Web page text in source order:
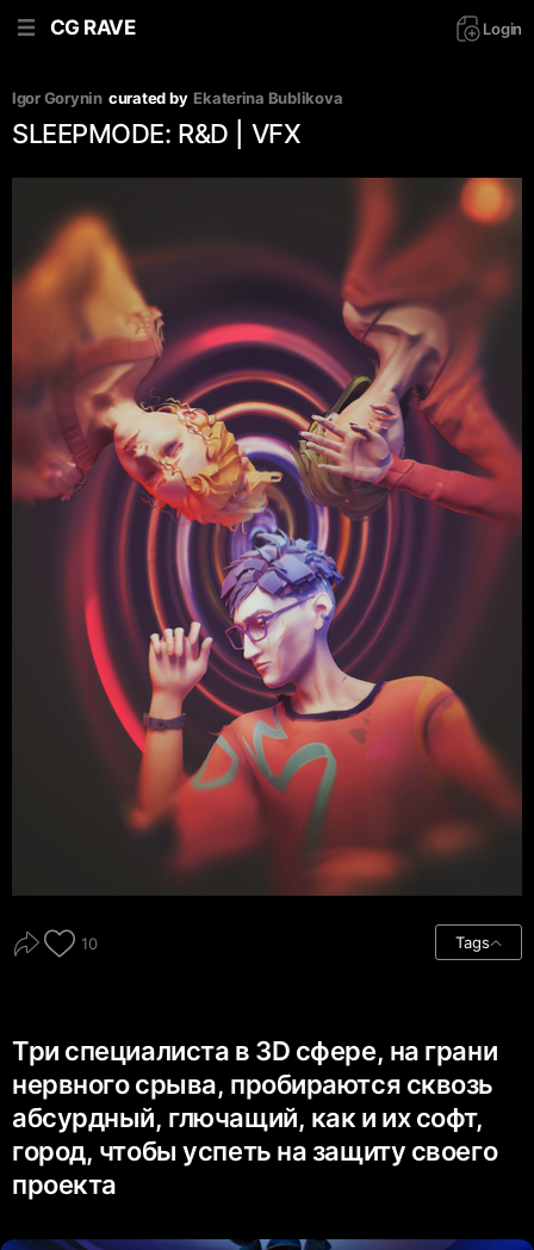
CG RAVE Login
Igor Gorynin curated by Ekaterina Bublikova
SLEEPMODE: R&D | VFX
10 Tags
Три специалиста в 3D сфере, на грани
нервного срыва, пробираются сквозь
абсурдный, глючащий, как и их софт,
город, чтобы успеть на защиту своего
проекта